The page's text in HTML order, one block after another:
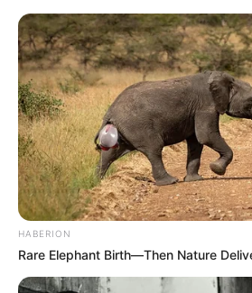
HABERION
Rare Elephant Birth—Then Nature